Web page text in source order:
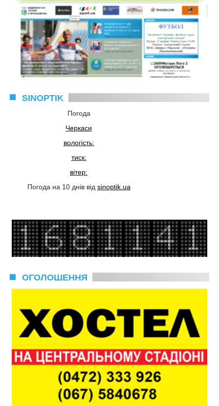
SINOPTIK
Погода
Черкаси
вологість:
тиск:
вітер:
Погода на 10 днів від sinoptik.ua
ОГОЛОШЕННЯ